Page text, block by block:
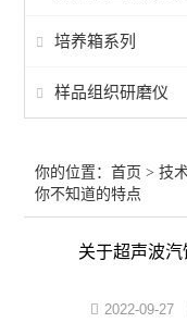
培养箱系列
样品组织研磨仪
你的位置：首页 >技
你不知道的特点
关于超声波
2022-09-27